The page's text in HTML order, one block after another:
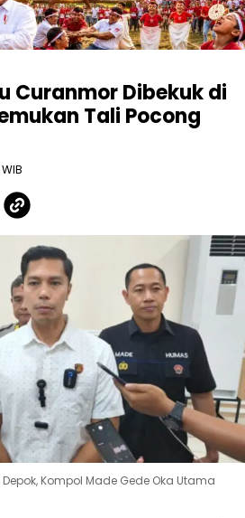
Curanmor Dibekuk di
Tali Pocong
Depok, Kompol Made Gede Oka Utama